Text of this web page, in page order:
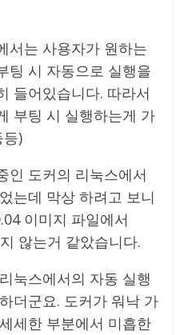
서는 사용자가 원하는
팅 시 자동으로 실행을
들어있습니다. 따라서
부팅 시 실행하는게 가
)
인 도커의 리눅스에서
는데 막상 하려고 보니
이미지 파일에서
않는거 같았습니다.
눅스에서의 자동 실행
더군요. 도커가 워낙 가
세한 부분에서 미흡한